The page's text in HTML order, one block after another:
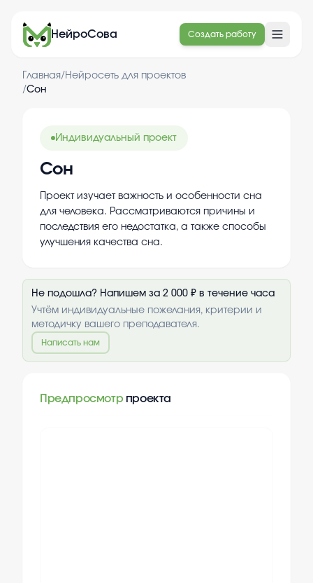
НейроСова Создать работу
Главная/ Нейросеть для проектов
/Сон
Индивидуальный проект
Сон
Проект изучает важность и особенности сна
для человека. Рассматриваются причины и
последствия его недостатка, а также способы
улучшения качества сна.
Не подошла? Напишем за 2 000 ₽ в течение часа
Учтём индивидуальные пожелания, критерии и
методичку вашего преподавателя.
Написать нам
Предпросмотр проекта